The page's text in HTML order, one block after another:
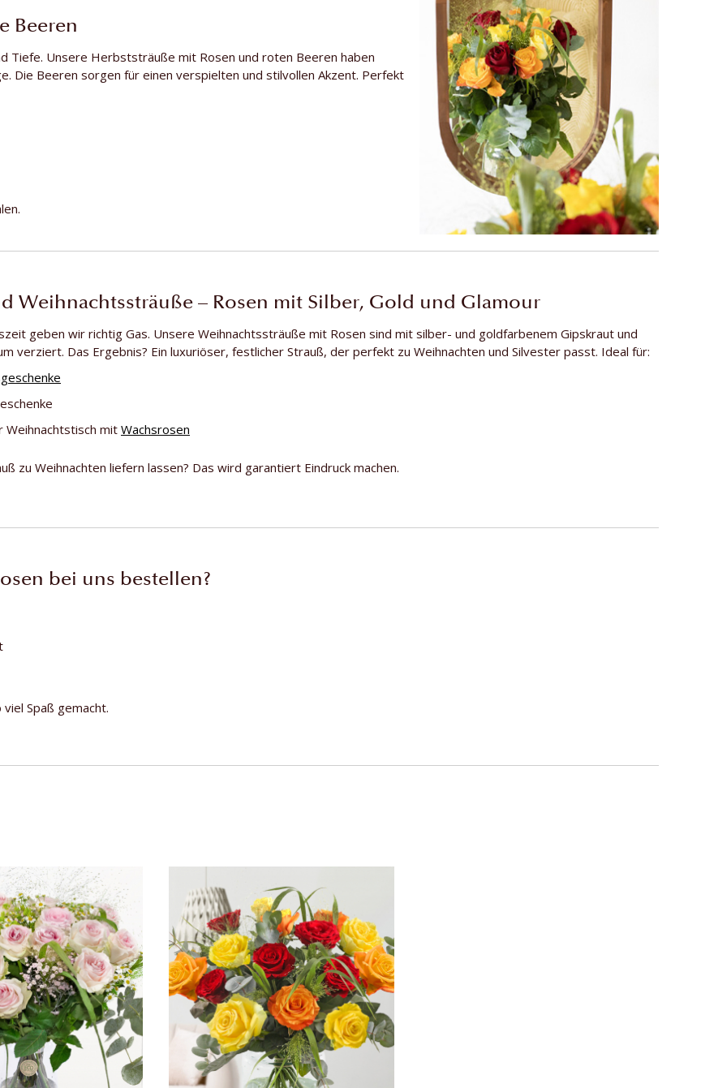
Beeren
Tiefe. Unsere Herbststräuße mit Rosen und roten Beeren haben
Die Beeren sorgen für einen verspielten und stilvollen Akzent. Perfekt
Weihnachtssträuße – Rosen mit Silber, Gold und Glamour
geben wir richtig Gas. Unsere Weihnachtssträuße mit Rosen sind mit silber- und goldfarbenem Gipskraut und
verziert. Das Ergebnis? Ein luxuriöser, festlicher Strauß, der perfekt zu Weihnachten und Silvester passt. Ideal für:
Weihnachtstisch mit Wachsrosen
zu Weihnachten liefern lassen? Das wird garantiert Eindruck machen.
bei uns bestellen?
Spaß gemacht.